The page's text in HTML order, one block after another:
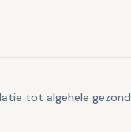
tot algehele